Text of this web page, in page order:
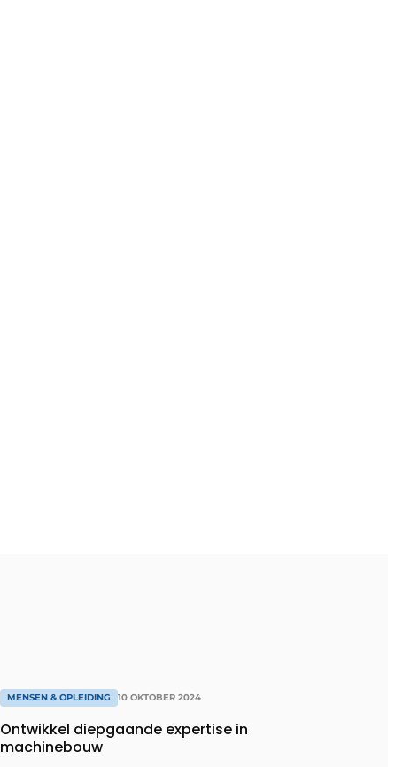
MENSEN & OPLEIDING 10 OKTOBER 2024
Ontwikkel diepgaande expertise in
machinebouw